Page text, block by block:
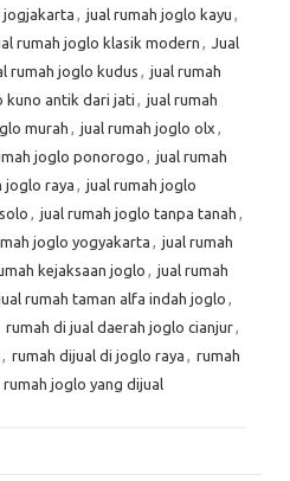
jogjakarta , jual rumah joglo kayu ,
rumah joglo klasik modern , Jual
rumah joglo kudus , jual rumah
kuno antik dari jati , jual rumah
murah , jual rumah joglo olx ,
joglo ponorogo , jual rumah
joglo raya , jual rumah joglo
, jual rumah joglo tanpa tanah ,
joglo yogyakarta , jual rumah
kejaksaan joglo , jual rumah
rumah taman alfa indah joglo ,
rumah di jual daerah joglo cianjur,
, rumah dijual di joglo raya , rumah
rumah joglo yang dijual